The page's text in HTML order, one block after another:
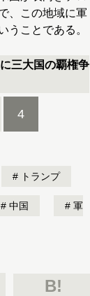
、この地域に軍
うことである。
三大国の覇権争
4
トランプ
中国 軍
B!